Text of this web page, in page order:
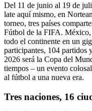
Del 11 de junio al 19 de
late aquí mismo, en
torneo, tres países
Fútbol de la FIFA. México,
todo el continente en un
participantes, 104 partidos
2026 será la Copa del
tiempos – un evento
al fútbol a una nueva era.
Tres naciones, 16